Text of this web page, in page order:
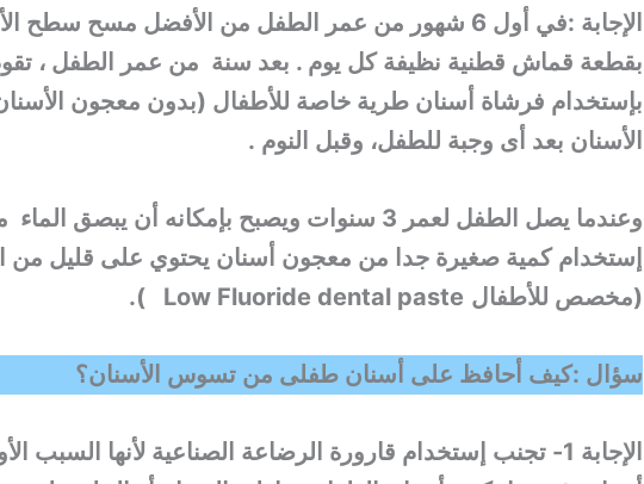
الإجابة :في أول 6 شهور من عمر الطفل من الأفضل مسح سطح
بقطعة قماش قطنية نظيفة كل يوم . بعد سنة من عمر الطفل ،
بإستخدام فرشاة أسنان طرية خاصة للأطفال (بدون معجون
الأسنان بعد أى وجبة للطفل، وقبل النوم .
وعندما يصل الطفل لعمر 3 سنوات ويصبح بإمكانه أن يبصق
إستخدام كمية صغيرة جدا من معجون أسنان يحتوي على قليل من
(مخصص للأطفال Low Fluoride dental paste
).
سؤال :كيف أحافظ على أسنان طفلى من تسوس الأسنان؟
الإجابة 1- تجنب إستخدام قارورة الرضاعة الصناعية لأنها السبب